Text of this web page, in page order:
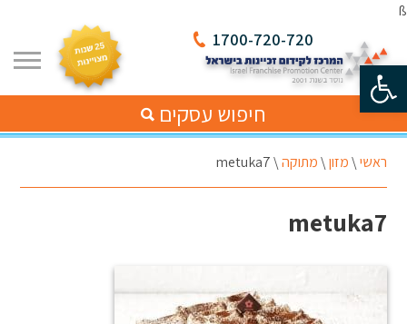
פתח סרגל נגישות
ß
1700-720-720
חיפוש עסקים
ראשי\מזון\מתוקה\
metuka7
metuka7